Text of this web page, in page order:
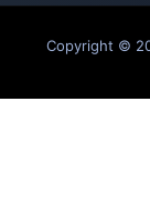
Copyright ©